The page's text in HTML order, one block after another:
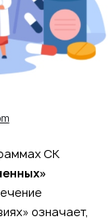
СК
означает,